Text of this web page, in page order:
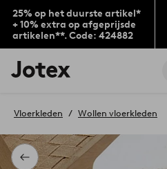
25% op het duurste artikel*
+ 10% extra op afgeprijsde
artikelen**. Code: 424882
Jotex
logo
to
home
page
Terug
Vloerkleden Wollen vloerkleden